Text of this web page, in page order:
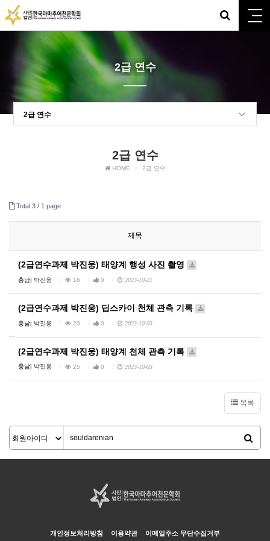
2급 연수
2급 연수
2급 연수
HOME 2급 연수
Total 3 / 1 page
제목
(2급연수과제 박진웅) 태양계 행성 사진 촬영
충남| 박진웅 16 0 2023-10-21
(2급연수과제 박진웅) 딥스카이 천체 관측 기록
충남| 박진웅 20 0 2023-10-03
(2급연수과제 박진웅) 태양계 천체 관측 기록
충남| 박진웅 25 0 2023-10-03
목록
개인정보처리방침 이용약관 이메일주소 무단수집거부